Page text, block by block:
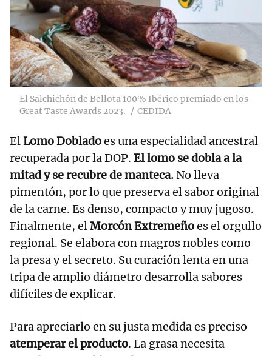
El Salchichón de Bellota 100% Ibérico premiado en los
Great Taste Awards 2023.
CEDIDA
ElLomo Dobladoes una especialidad ancestral
recuperada por la DOP. El lomo se dobla a la
mitad y se recubre de manteca. No lleva
pimentón, por lo que preserva el sabor original
de la carne. Es denso, compacto y muy jugoso.
Finalmente, elMorcón Extremeñoes el orgullo
regional. Se elabora con magros nobles como
la presa y el secreto. Su curación lenta en una
tripa de amplio diámetro desarrolla sabores
difíciles de explicar.
Para apreciarlo en su justa medida es preciso
atemperar el producto. La grasa necesita